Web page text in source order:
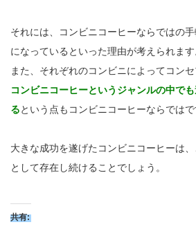
それには、コンビニコーヒーならではの
になっているといった理由が考えられます
また、それぞれのコンビニによってコンセ
コンビニコーヒーというジャンルの中で
るという点もコンビニコーヒーならではで
大きな成功を遂げたコンビニコーヒーは
として存在し続けることでしょう。
共有: